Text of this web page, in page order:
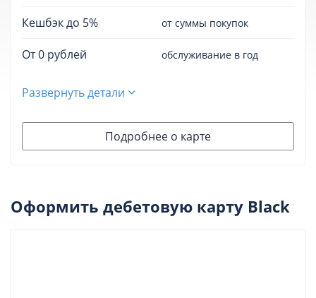
Кешбэк до 5% от суммы покупок
От 0 рублей обслуживание в год
Развернуть детали
Подробнее о карте
Оформить дебетовую карту Black